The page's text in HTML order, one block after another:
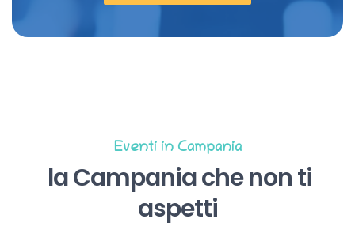
Eventi in Campania
la Campania che non ti
aspetti